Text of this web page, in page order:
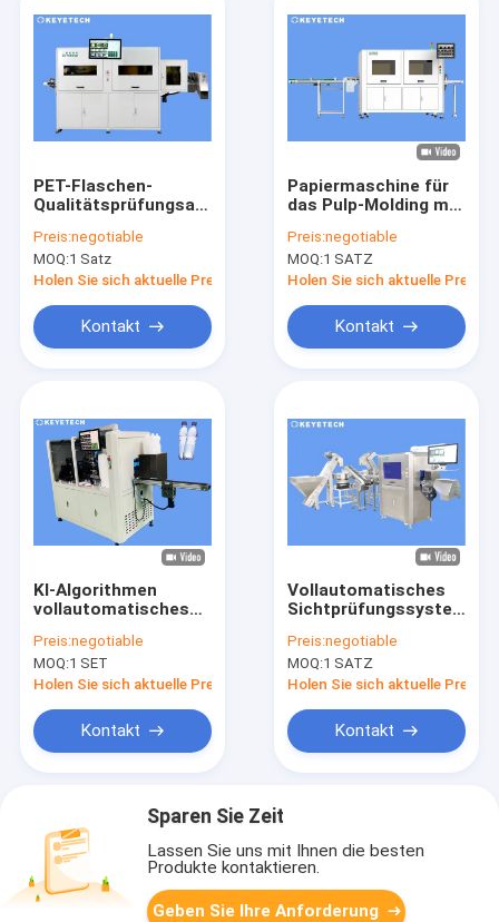
PET-Flaschen-
Qualitätsprüfungsausrüstung
Erkennungssystem
Preis:negotiable
MOQ:1 Satz
Holen Sie sich aktuelle Preis
Kontakt
Papiermaschine für
das Pulp-Molding mit
Algorithmus
Preis:negotiable
MOQ:1 SATZ
Holen Sie sich aktuelle Preis
Kontakt
KI-Algorithmen
vollautomatisches
300 - 500 kg
Preis:negotiable
MOQ:1 SET
Holen Sie sich aktuelle Preis
Kontakt
Vollautomatisches
Sichtprüfungssystem
von
Preis:negotiable
MOQ:1 SATZ
Holen Sie sich aktuelle Preis
Kontakt
Sparen Sie Zeit
Lassen Sie uns mit Ihnen die besten
Produkte kontaktieren.
Geben Sie Ihre Anforderung